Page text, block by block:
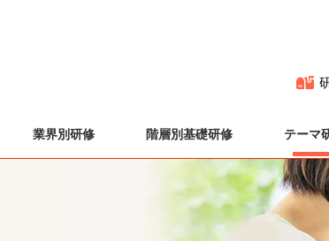
業界別研修 階層別基礎研修 テーマ